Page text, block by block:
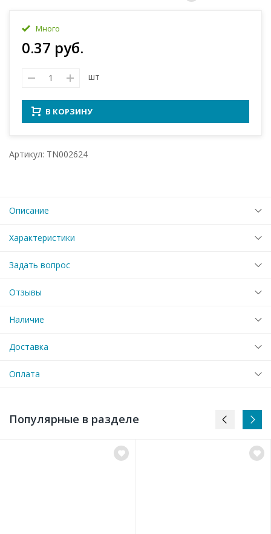
Много
0.37 руб.
шт
В КОРЗИНУ
Артикул: TN002624
Описание
Характеристики
Задать вопрос
Отзывы
Наличие
Доставка
Оплата
Популярные в разделе